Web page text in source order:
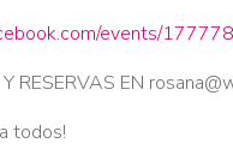
events/
Y RESERVAS EN
todos!